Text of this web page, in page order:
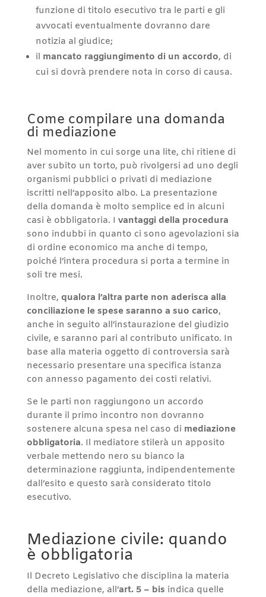
funzione di titolo esecutivo tra le parti e gli
avvocati eventualmente dovranno dare
notizia al giudice;
il mancato raggiungimento di un accordo, di
cui si dovrà prendere nota in corso di causa.
Come compilare una domanda
di mediazione
Nel momento in cui sorge una lite, chi ritiene di
aver subito un torto, può rivolgersi ad uno degli
organismi pubblici o privati di mediazione
iscritti nell’apposito albo. La presentazione
della domanda è molto semplice ed in alcuni
casi è obbligatoria. I vantaggi della procedura
sono indubbi in quanto ci sono agevolazioni sia
di ordine economico ma anche di tempo,
poiché l’intera procedura si porta a termine in
soli tre mesi.
Inoltre, qualora l’altra parte non aderisca alla
conciliazione le spese saranno a suo carico,
anche in seguito all’instaurazione del giudizio
civile, e saranno pari al contributo unificato. In
base alla materia oggetto di controversia sarà
necessario presentare una specifica istanza
con annesso pagamento dei costi relativi.
Se le parti non raggiungono un accordo
durante il primo incontro non dovranno
sostenere alcuna spesa nel caso di mediazione
obbligatoria. Il mediatore stilerà un apposito
verbale mettendo nero su bianco la
determinazione raggiunta, indipendentemente
dall’esito e questo sarà considerato titolo
esecutivo.
Mediazione civile: quando
è obbligatoria
Il Decreto Legislativo che disciplina la materia
della mediazione, all’art. 5 – bis indica quelle